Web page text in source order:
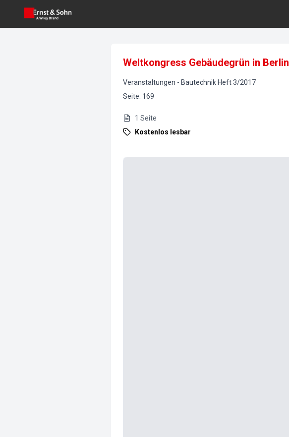
Weltkongress Gebäudegrün in Berlin
Veranstaltungen - Bautechnik Heft3/2017
Seite: 169
1 Seite
Kostenlos lesbar